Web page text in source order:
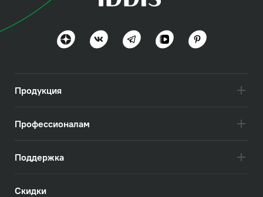
Продукция
Профессионалам
Поддержка
Скидки